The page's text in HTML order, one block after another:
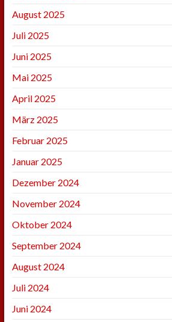
August 2025
Juli 2025
Juni 2025
Mai 2025
April 2025
März 2025
Februar 2025
Januar 2025
Dezember 2024
November 2024
Oktober 2024
September 2024
August 2024
Juli 2024
Juni 2024